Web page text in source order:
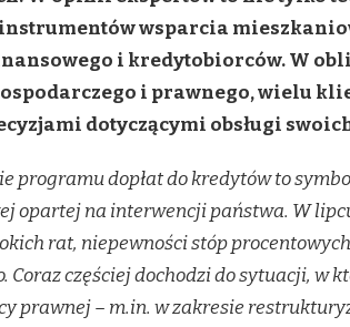
wsparcia
i kredytobiorców. W
i prawnego, wielu
dotyczącymi obsługi
programu dopłat do kredytów to
opartej na interwencji państwa. W
rat, niepewności stóp
Coraz częściej dochodzi do sytuacji, w
prawnej – m.in. w zakresie